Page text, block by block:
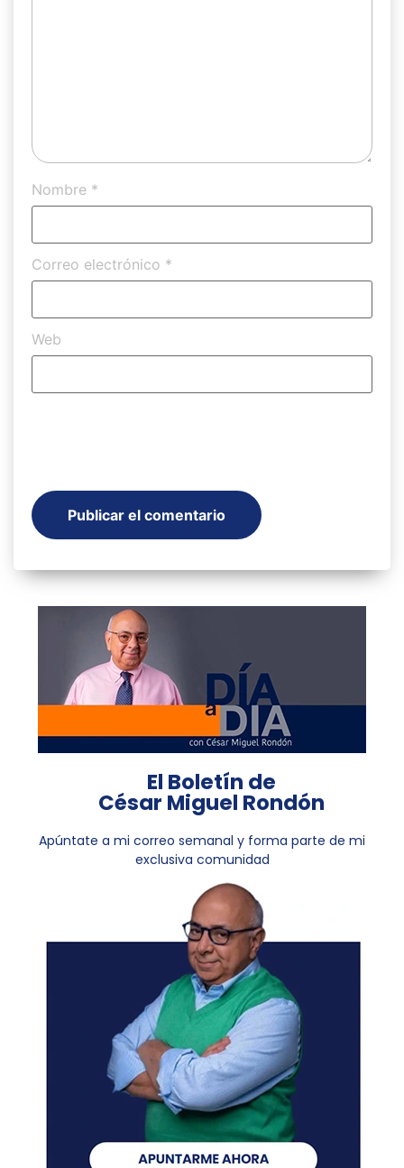
Nombre *
Correo electrónico *
Web
El Boletín de
César Miguel Rondón
Apúntate a mi correo semanal y forma parte de mi
exclusiva comunidad